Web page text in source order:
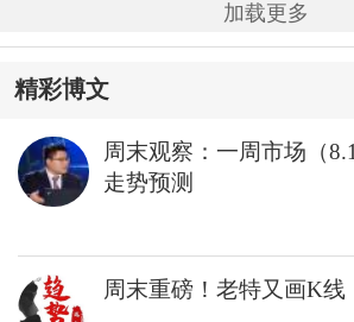
加载更多
精彩博文
周末观察：一周市场（
走势预测
周末重磅！老特又画K线